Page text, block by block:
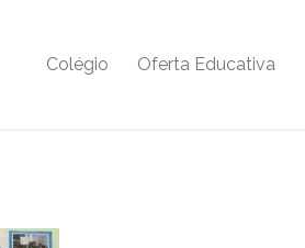
Colégio Oferta Educativa